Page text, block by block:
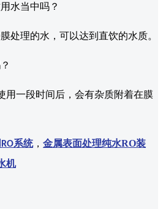
水当中吗？
处理的水，可以达到直饮的水质。
用一段时间后，会有杂质附着在膜
RO系统， 金属表面处理纯水RO装
机